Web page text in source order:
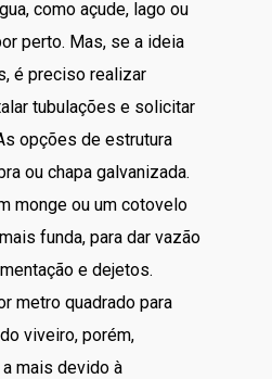
como açude, lago ou
perto. Mas, se a ideia
é preciso realizar
tubulações e solicitar
opções de estrutura
ou chapa galvanizada.
monge ou um cotovelo
funda, para dar vazão
e dejetos.
metro quadrado para
viveiro, porém,
mais devido à